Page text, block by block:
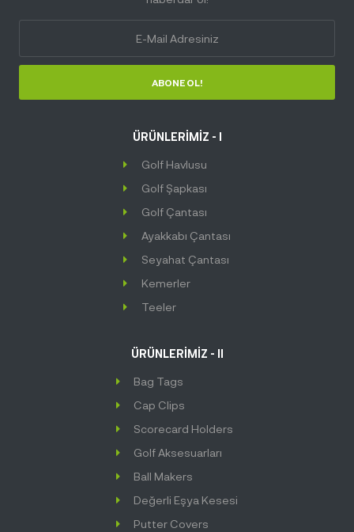
ABONE OL!
ÜRÜNLERİMİZ - I
Golf Havlusu
Golf Şapkası
Golf Çantası
Ayakkabı Çantası
Seyahat Çantası
Kemerler
Teeler
ÜRÜNLERİMİZ - II
Bag Tags
Cap Clips
Scorecard Holders
Golf Aksesuarları
Ball Makers
Değerli Eşya Kesesi
Putter Covers